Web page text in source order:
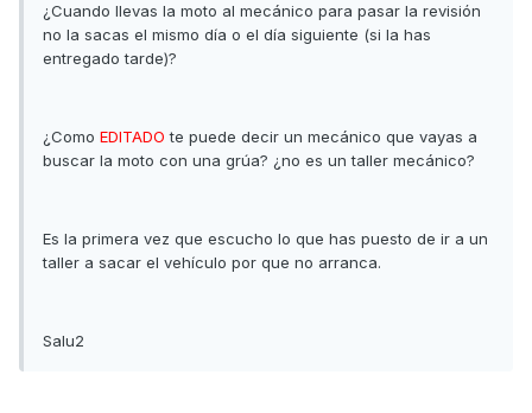
¿Cuando llevas la moto al mecánico para pasar la revisión
no la sacas el mismo día o el día siguiente (si la has
entregado tarde)?
¿Como EDITADO te puede decir un mecánico que vayas a
buscar la moto con una grúa? ¿no es un taller mecánico?
Es la primera vez que escucho lo que has puesto de ir a un
taller a sacar el vehículo por que no arranca.
Salu2